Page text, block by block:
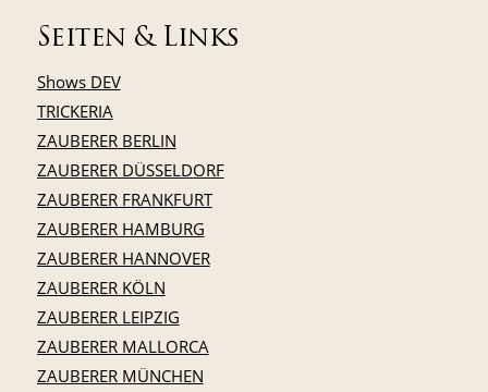
Seiten & Links
Shows DEV
TRICKERIA
ZAUBERER BERLIN
ZAUBERER DÜSSELDORF
ZAUBERER FRANKFURT
ZAUBERER HAMBURG
ZAUBERER HANNOVER
ZAUBERER KÖLN
ZAUBERER LEIPZIG
ZAUBERER MALLORCA
ZAUBERER MÜNCHEN